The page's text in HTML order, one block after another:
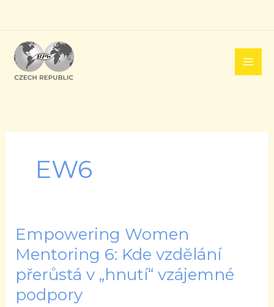
obsah
EW6
Empowering Women
Mentoring 6: Kde vzdělání
přerůstá v „hnutí“ vzájemné
podpory
Empowering
Women
Mentoring
6:
Kde